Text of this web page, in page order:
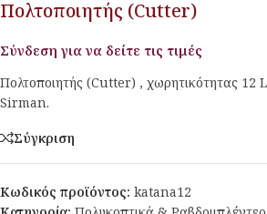
Πολτοποιητής (Cutter)
Σύνδεση για να δείτε τις τιμές
Πολτοποιητής (Cutter) , χωρητικότητας 12
Sirman.
Σύγκριση
Κωδικός προϊόντος: katana12